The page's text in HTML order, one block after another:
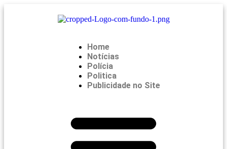
Home
Notícias
Polícia
Politica
Publicidade no Site